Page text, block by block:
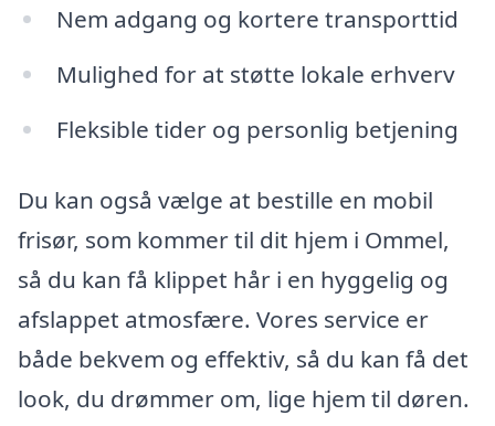
Nem adgang og kortere transporttid
Mulighed for at støtte lokale erhverv
Fleksible tider og personlig betjening
Du kan også vælge at bestille en mobil
frisør, som kommer til dit hjem i Ommel,
så du kan få klippet hår i en hyggelig og
afslappet atmosfære. Vores service er
både bekvem og effektiv, så du kan få det
look, du drømmer om, lige hjem til døren.